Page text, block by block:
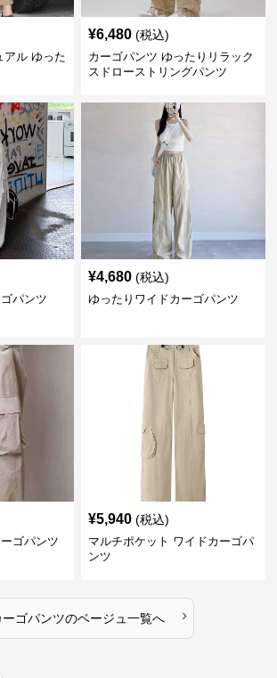
アル ゆった
¥6,480 (税込)
カーゴパンツ ゆったりリラック
スドローストリングパンツ
パンツ
¥4,680 (税込)
ゆったりワイドカーゴパンツ
ゴパンツ
¥5,940 (税込)
マルチポケット ワイドカーゴパ
ンツ
ーゴパンツのベージュ 一覧へ ›